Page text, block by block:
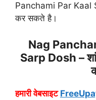
Panchami Par Kaal
कर सकते है।
Nag
Sarp Dosh –
हमारी वेबसाइट